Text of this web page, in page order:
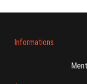
Informations